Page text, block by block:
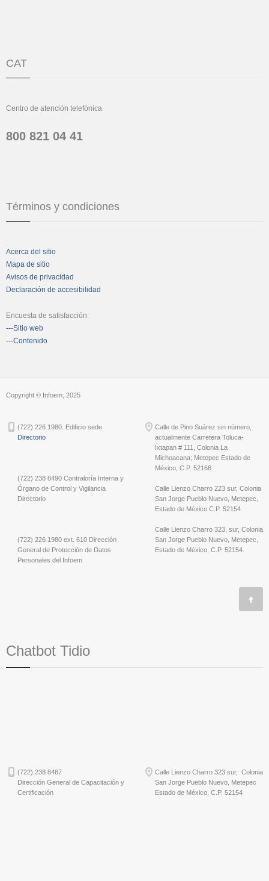
CAT
Centro de atención telefónica
800 821 04 41
Términos y condiciones
Acerca del sitio
Mapa de sitio
Avisos de privacidad
Declaración de accesibilidad
Encuesta de satisfacción:
---Sitio web
---Contenido
Copyright © Infoem, 2025
(722) 226 1980. Edificio sede
Directorio
(722) 238 8490 Contraloría Interna y
Órgano de Control y Vigilancia
Directorio
(722) 226 1980 ext. 610 Dirección
General de Protección de Datos
Personales del Infoem
Calle de Pino Suárez sin número,
actualmente Carretera Toluca-
Ixtapan # 111, Colonia La
Michoacana; Metepec Estado de
México, C.P. 52166
Calle Lienzo Charro 223 sur, Colonia
San Jorge Pueblo Nuevo, Metepec,
Estado de México C.P. 52154
Calle Lienzo Charro 323, sur, Colonia
San Jorge Pueblo Nuevo, Metepec,
Estado de México, C.P. 52154.
Chatbot Tidio
(722) 238 8487
Dirección General de Capacitación y
Certificación
Calle Lienzo Charro 323 sur, Colonia
San Jorge Pueblo Nuevo, Metepec
Estado de México, C.P. 52154